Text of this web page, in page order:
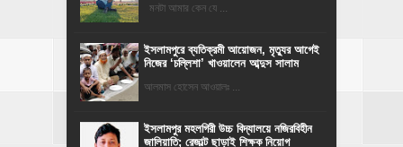
মনটা আমার কেন যে ...
‎ইসলামপুরে ব্যতিক্রমী আয়োজন, মৃত্যুর আগেই
নিজের ‘চল্লিশা’ খাওয়ালেন আব্দুস সালাম
আলমাস হোসেন আওয়ালঃ ...
​ইসলামপুর মহলগিরী উচ্চ বিদ্যালয়ে নজিরবিহীন
জালিয়াতি; রেজাল্ট ছাড়াই শিক্ষক নিয়োগ